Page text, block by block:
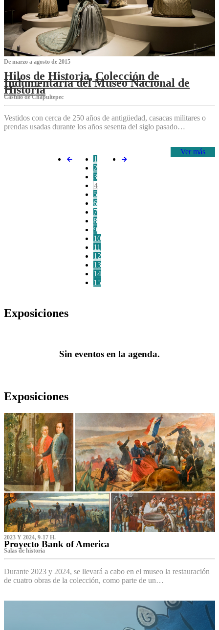
De marzo a agosto de 2015
Hilos de Historia, Colección de
Indumentaria del Museo Nacional de
Historia
Castillo de Chapultepec
Vestidos con cerca de 250 años de antigüedad, casacas militares o
prendas usadas durante los años sesenta del siglo pasado…
Ver más
1
2
3
4
5
6
7
8
9
10
11
12
13
14
15
Exposiciones
Sin eventos en la agenda.
Exposiciones
2023 Y 2024, 9-17 H.
Proyecto Bank of America
S‌alas de historia
Durante 2023 y 2024, se llevará a cabo en el museo la restauración
de cuatro obras de la colección, como parte de un…